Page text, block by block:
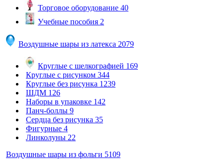
Торговое оборудование 40
Учебные пособия 2
Воздушные шары из латекса 2079
Круглые с шелкографией 169
Круглые с рисунком 344
Круглые без рисунка 1239
ШДМ 126
Наборы в упаковке 142
Панч-боллы 9
Сердца без рисунка 35
Фигурные 4
Линколуны 22
Воздушные шары из фольги 5109